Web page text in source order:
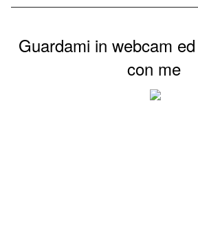
Guardami in webcam
con me